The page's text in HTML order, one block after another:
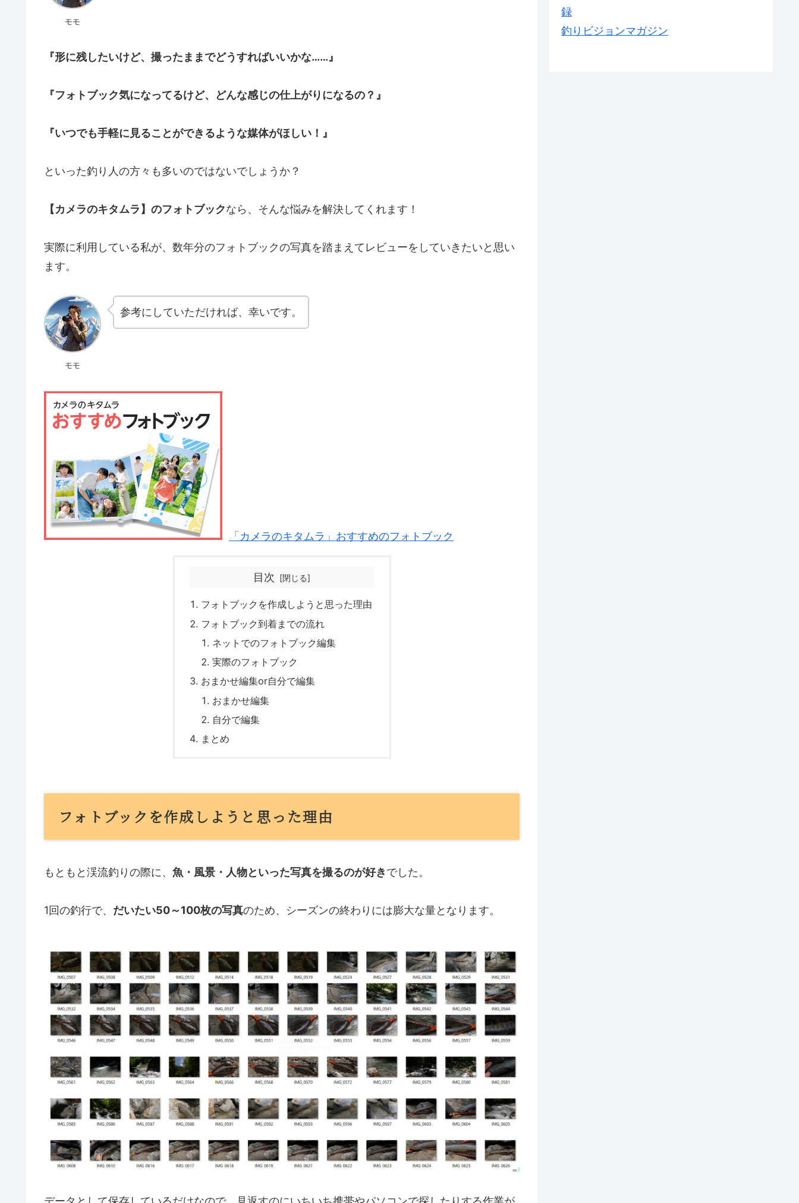
モモ
『形に残したいけど、撮ったままでどうすればいいかな……』
『フォトブック気になってるけど、どんな感じの仕上がりになるの？』
『いつでも手軽に見ることができるような媒体がほしい！』
といった釣り人の方々も多いのではないでしょうか？
【カメラのキタムラ】のフォトブックなら、そんな悩みを解決してくれます！
実際に利用している私が、数年分のフォトブックの写真を踏まえてレビューをしていきたいと思い
ます。
モモ
参考にしていただければ、幸いです。
「カメラのキタムラ」おすすめのフォトブック
目次
フォトブックを作成しようと思った理由
フォトブック到着までの流れ
ネットでのフォトブック編集
実際のフォトブック
おまかせ編集or自分で編集
おまかせ編集
自分で編集
まとめ
フォトブックを作成しようと思った理由
もともと渓流釣りの際に、 魚・風景・人物といった写真を撮るのが好きでした。
1回の釣行で、 だいたい50～100枚の写真のため、シーズンの終わりには膨大な量となります。
録
釣りビジョンマガジン